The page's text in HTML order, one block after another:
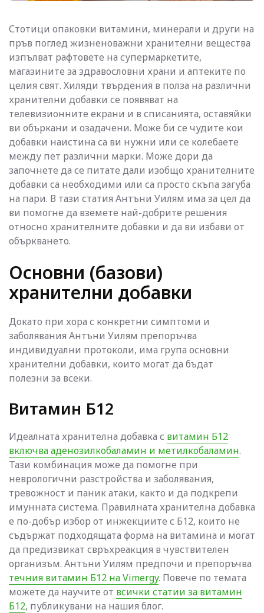
Стотици опаковки витамини, минерали и други на
пръв поглед жизненоважни хранителни вещества
изпълват рафтовете на супермаркетите,
магазините за здравословни храни и аптеките по
целия свят. Хиляди твърдения в полза на различни
хранителни добавки се появяват на
телевизионните екрани и в списанията, оставяйки
ви объркани и озадачени. Може би се чудите кои
добавки наистина са ви нужни или се колебаете
между пет различни марки. Може дори да
започнете да се питате дали изобщо хранителните
добавки са необходими или са просто скъпа загуба
на пари. В тази статия Антъни Уилям има за цел да
ви помогне да вземете най-добрите решения
относно хранителните добавки и да ви избави от
объркването.
Основни (базови)
хранителни добавки
Докато при хора с конкретни симптоми и
заболявания Антъни Уилям препоръчва
индивидуални протоколи, има група основни
хранителни добавки, които могат да бъдат
полезни за всеки.
Витамин Б12
Идеалната хранителна добавка с витамин Б12
включва аденозилкобаламин и метилкобаламин.
Тази комбинация може да помогне при
неврологични разстройства и заболявания,
тревожност и паник атаки, както и да подкрепи
имунната система. Правилната хранителна добавка
е по-добър избор от инжекциите с Б12, които не
съдържат подходящата форма на витамина и могат
да предизвикат свръхреакция в чувствителен
организъм. Антъни Уилям предпочи и препоръчва
течния витамин Б12 на Vimergy. Повече по темата
можете да научите от всички статии за витамин
Б12, публикувани на нашия блог.